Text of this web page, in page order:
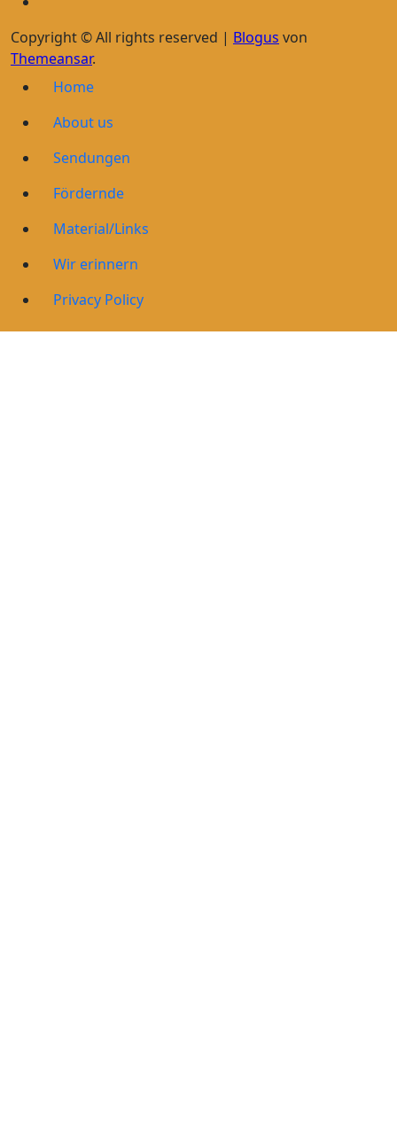
Copyright © All rights reserved | Blogus von
Themeansar.
Home
About us
Sendungen
Fördernde
Material/Links
Wir erinnern
Privacy Policy